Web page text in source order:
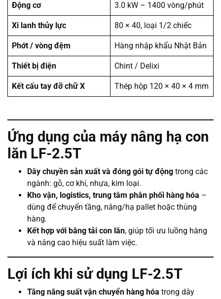
Động cơ 3.0 kW – 1400 vòng/phút
Xi lanh thủy lực 80 × 40, loại 1/2 chiếc
Phớt / vòng đệm Hàng nhập khẩu Nhật Bản
Thiết bị điện Chint / Delixi
Kết cấu tay đỡ chữ X Thép hộp 120 × 40 × 4 mm
Ứng dụng của máy nâng hạ con
lăn LF-2.5T
Dây chuyền sản xuất và đóng gói tự động trong các
ngành: gỗ, cơ khí, nhựa, kim loại.
Kho vận, logistics, trung tâm phân phối hàng hóa –
dùng để chuyển tầng, nâng/hạ pallet hoặc thùng
hàng.
Kết hợp với băng tải con lăn, giúp tối ưu luồng hàng
và nâng cao hiệu suất làm việc.
Lợi ích khi sử dụng LF-2.5T
Tăng năng suất vận chuyển hàng hóa trong dây